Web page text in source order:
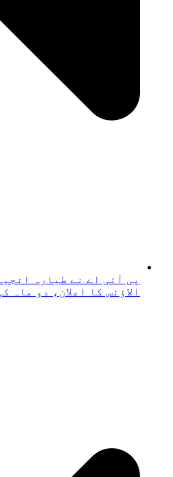
پی آئی اے نے طیارہ
الاؤنس کا اعلان، دو ماہ